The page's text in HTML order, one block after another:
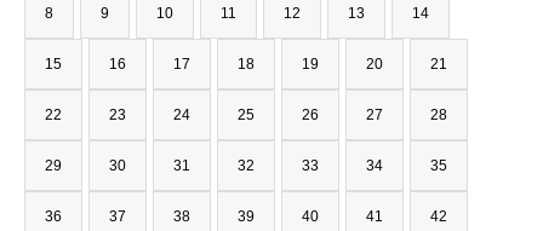
8 9 10 11 12 13 14
15 16 17 18 19 20 21
22 23 24 25 26 27 28
29 30 31 32 33 34 35
36 37 38 39 40 41 42